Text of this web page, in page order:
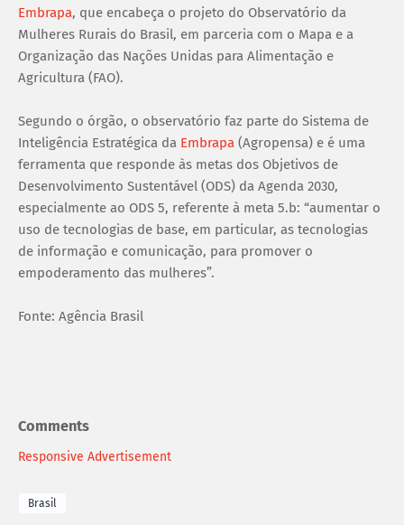
Embrapa, que encabeça o projeto do Observatório da
Mulheres Rurais do Brasil, em parceria com o Mapa e a
Organização das Nações Unidas para Alimentação e
Agricultura (FAO).
Segundo o órgão, o observatório faz parte do Sistema de
Inteligência Estratégica da Embrapa (Agropensa) e é uma
ferramenta que responde às metas dos Objetivos de
Desenvolvimento Sustentável (ODS) da Agenda 2030,
especialmente ao ODS 5, referente à meta 5.b: “aumentar o
uso de tecnologias de base, em particular, as tecnologias
de informação e comunicação, para promover o
empoderamento das mulheres”.
Fonte: Agência Brasil
Comments
Responsive Advertisement
Brasil